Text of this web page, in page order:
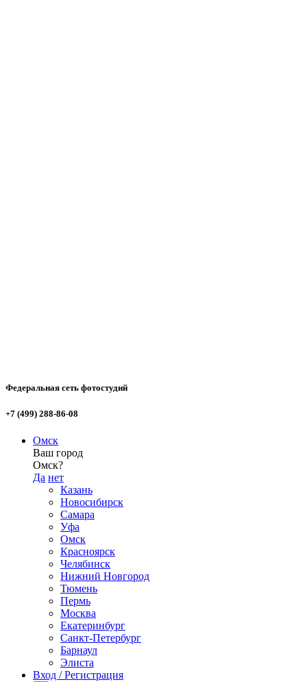
Федеральная сеть фотостудий
+7 (499) 288-86-08
Омск
Ваш город
Омск?
Да нет
Казань
Новосибирск
Самара
Уфа
Омск
Красноярск
Челябинск
Нижний Новгород
Тюмень
Пермь
Москва
Екатеринбург
Санкт-Петербург
Барнаул
Элиста
Вход / Регистрация